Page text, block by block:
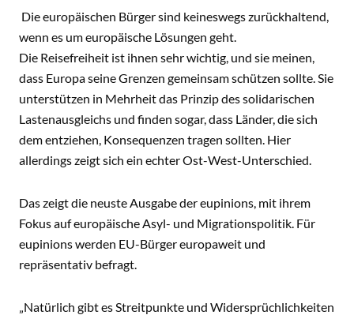
Die europäischen Bürger sind keineswegs zurückhaltend,
wenn es um europäische Lösungen geht.
Die Reisefreiheit ist ihnen sehr wichtig, und sie meinen,
dass Europa seine Grenzen gemeinsam schützen sollte. Sie
unterstützen in Mehrheit das Prinzip des solidarischen
Lastenausgleichs und finden sogar, dass Länder, die sich
dem entziehen, Konsequenzen tragen sollten. Hier
allerdings zeigt sich ein echter Ost-West-Unterschied.
Das zeigt die neuste Ausgabe der eupinions, mit ihrem
Fokus auf europäische Asyl- und Migrationspolitik. Für
eupinions werden EU-Bürger europaweit und
repräsentativ befragt.
„Natürlich gibt es Streitpunkte und Widersprüchlichkeiten